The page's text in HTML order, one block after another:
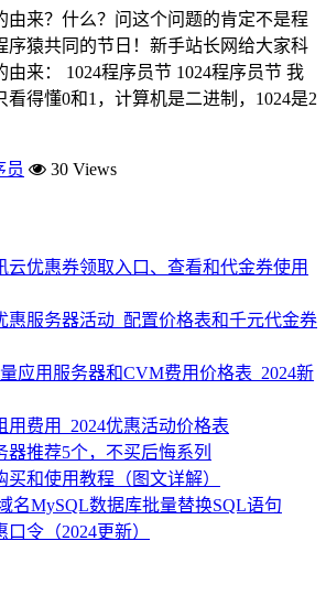
由来？什么？问这个问题的肯定不是程
序猿共同的节日！新手站长网给大家科
由来： 1024程序员节 1024程序员节 我
看得懂0和1，计算机是二进制，1024是2
员 30 Views
云优惠券领取入口、查看和代金券使用
惠服务器活动_配置价格表和千元代金券
应用服务器和CVM费用价格表_2024新
用费用_2024优惠活动价格表
器推荐5个，不买后悔系列
买和使用教程（图文详解）
名MySQL数据库批量替换SQL语句
令（2024更新）